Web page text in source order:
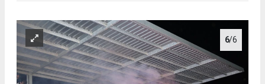
6/6